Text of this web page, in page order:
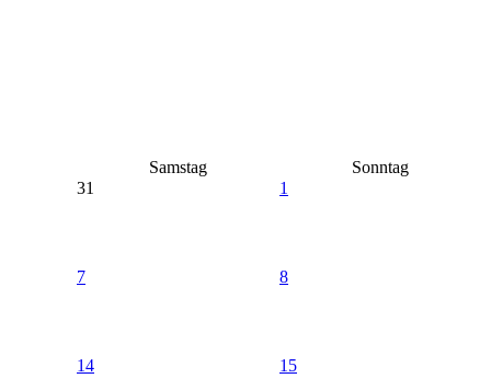
Samstag
Sonntag
31 1
7 8
14 15